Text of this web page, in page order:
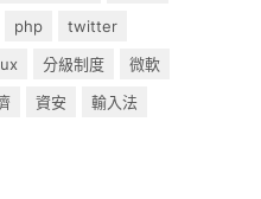
php
twitter
分級制度
微軟
資安 輸入法